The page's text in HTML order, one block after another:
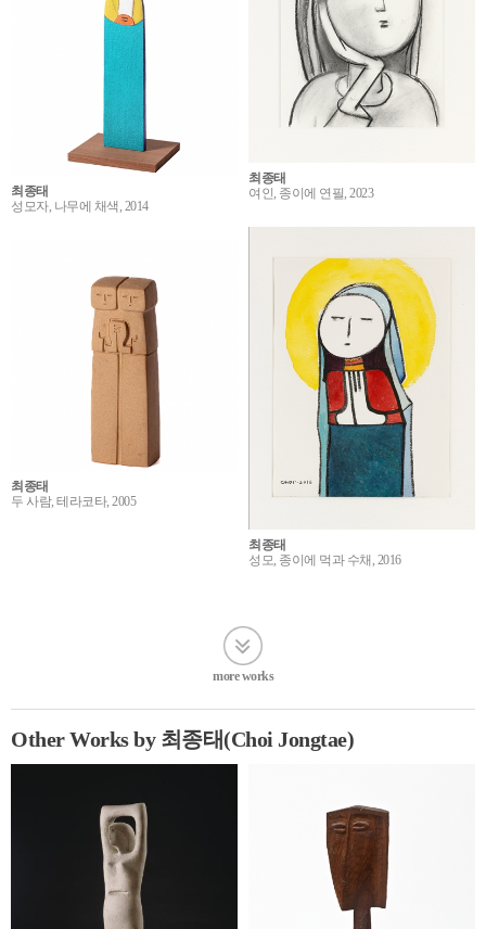
최종태
여인, 종이에 연필, 2023
최종태
성모자, 나무에 채색, 2014
최종태
성모, 종이에 먹과 수채, 2016
최종태
두 사람, 테라코타, 2005
more works
Other Works by 최종태(Choi Jongtae)